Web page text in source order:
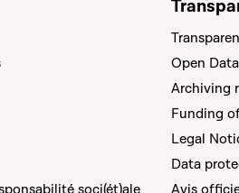
soci(ét)ale
Open Data
Archiving
Funding
Legal
Data
Avis